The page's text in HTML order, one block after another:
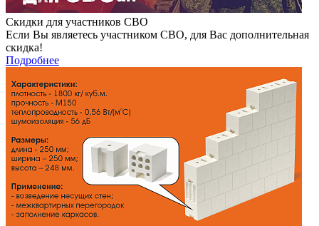
Скидки для участников СВО
Если Вы являетесь участником СВО, для Вас дополнительная
скидка!
Подробнее